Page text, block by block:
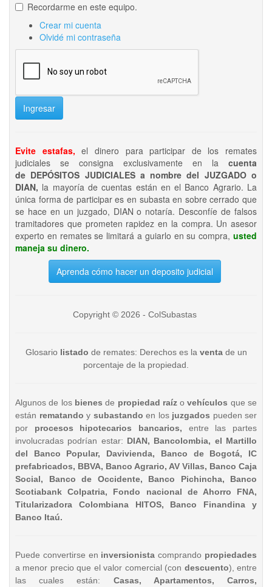
Recordarme en este equipo.
Crear mi cuenta
Olvidé mi contraseña
Ingresar
Evite estafas, el dinero para participar de los remates
judiciales se consigna exclusivamente en la cuenta
de DEPÓSITOS JUDICIALES a nombre del JUZGADO o
DIAN, la mayoría de cuentas están en el Banco Agrario. La
única forma de participar es en subasta en sobre cerrado que
se hace en un juzgado, DIAN o notaría. Desconfíe de falsos
tramitadores que prometen rapidez en la compra. Un asesor
experto en remates se limitará a guiarlo en su compra, usted
maneja su dinero.
Aprenda cómo hacer un deposito judicial
Copyright © 2026 - ColSubastas
Glosario listado de remates: Derechos es la ventade un
porcentaje de la propiedad.
Algunos de los bienesde propiedad raízo vehículos que se
están rematando y subastando en los juzgados pueden ser
por procesos hipotecarios bancarios, entre las partes
involucradas podrían estar: DIAN, Bancolombia, el Martillo
del Banco Popular, Davivienda, Banco de Bogotá, IC
prefabricados, BBVA, Banco Agrario, AV Villas, Banco Caja
Social, Banco de Occidente, Banco Pichincha, Banco
Scotiabank Colpatria, Fondo nacional de Ahorro FNA,
Titularizadora Colombiana HITOS, Banco Finandina y
Banco Itaú.
Puede convertirse en inversionista comprando propiedades
a menor precio que el valor comercial (con descuento), entre
las cuales están: Casas, Apartamentos, Carros,